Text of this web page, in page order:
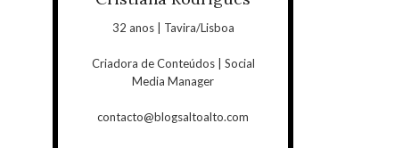
32 anos | Tavira/Lisboa
Criadora de Conteúdos | Social
Media Manager
contacto@blogsaltoalto.com